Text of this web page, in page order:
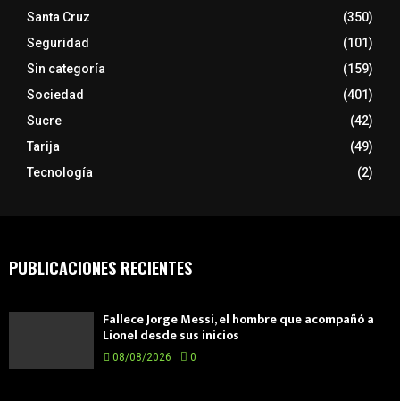
Santa Cruz
(350)
Seguridad
(101)
Sin categoría
(159)
Sociedad
(401)
Sucre
(42)
Tarija
(49)
Tecnología
(2)
PUBLICACIONES RECIENTES
Fallece Jorge Messi, el hombre que acompañó a
Lionel desde sus inicios
08/08/2026 0